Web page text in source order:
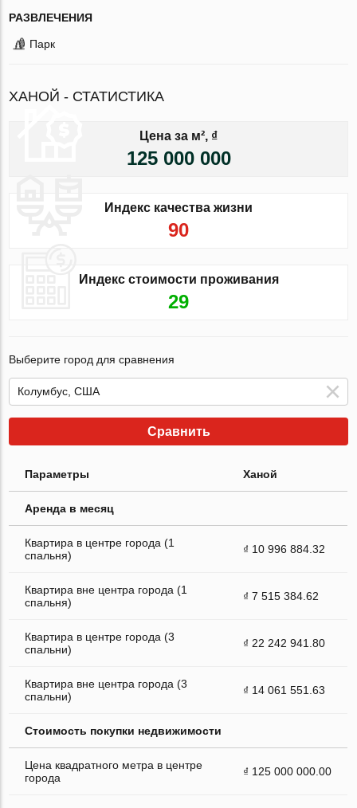
РАЗВЛЕЧЕНИЯ
Парк
ХАНОЙ - СТАТИСТИКА
Цена за м², ₫
125 000 000
Индекс качества жизни
90
Индекс стоимости проживания
29
Выберите город для сравнения
Сравнить
Параметры Ханой
Аренда в месяц
Квартира в центре города (1
спальня)
₫ 10 996 884.32
Квартира вне центра города (1
спальня)
₫ 7 515 384.62
Квартира в центре города (3
спальни)
₫ 22 242 941.80
Квартира вне центра города (3
спальни)
₫ 14 061 551.63
Стоимость покупки недвижимости
Цена квадратного метра в центре
города
₫ 125 000 000.00